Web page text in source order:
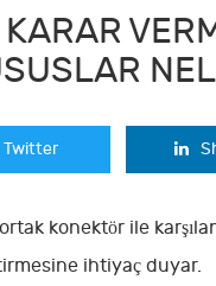
Twitter
konektör ile
ihtiyaç duyar.